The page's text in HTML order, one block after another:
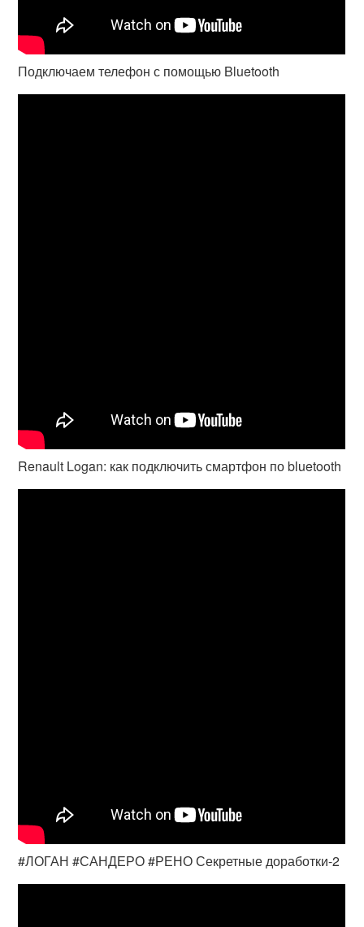
Подключаем телефон с помощью Bluetooth
Renault Logan: как подключить смартфон по bluetooth
#ЛОГАН #САНДЕРО #РЕНО Секретные доработки-2